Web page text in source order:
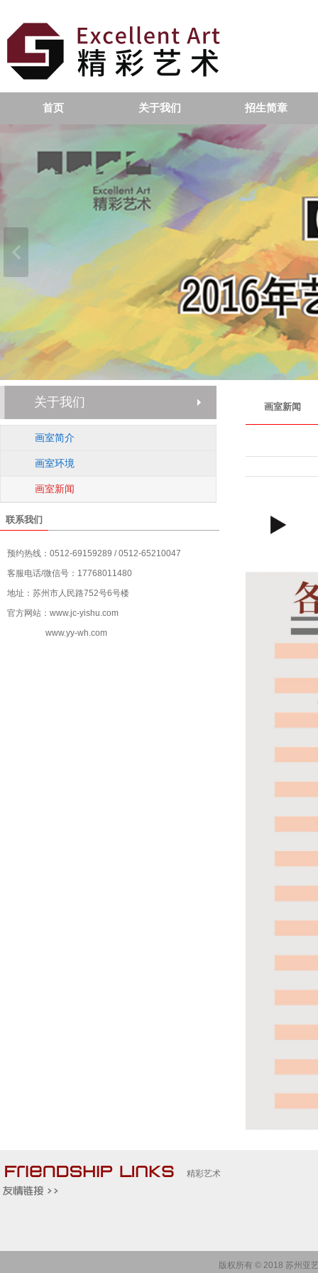
首页 关于我们 招生简章
关于我们
画室简介
画室环境
画室新闻
联系我们
预约热线：0512-69159289 / 0512-65210047
客服电话/微信号：17768011480
地址：苏州市人民路752号6号楼
官方网站：www.jc-yishu.com
www.yy-wh.com
画室新闻
精彩艺术
版权所有 © 2018 苏州亚